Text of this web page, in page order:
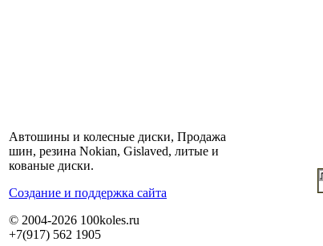
Автошины и колесные диски, Продажа
шин, резина Nokian, Gislaved, литые и
кованые диски.
Cоздание и поддержка сайта
© 2004-2026 100koles.ru
+7(917) 562 1905